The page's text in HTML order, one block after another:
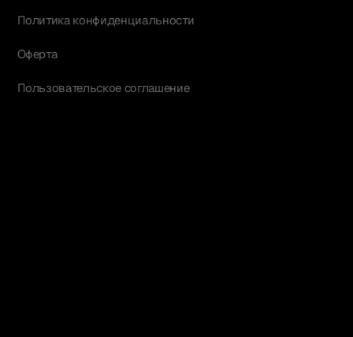
Политика конфиденциальности
Оферта
Пользовательское соглашение